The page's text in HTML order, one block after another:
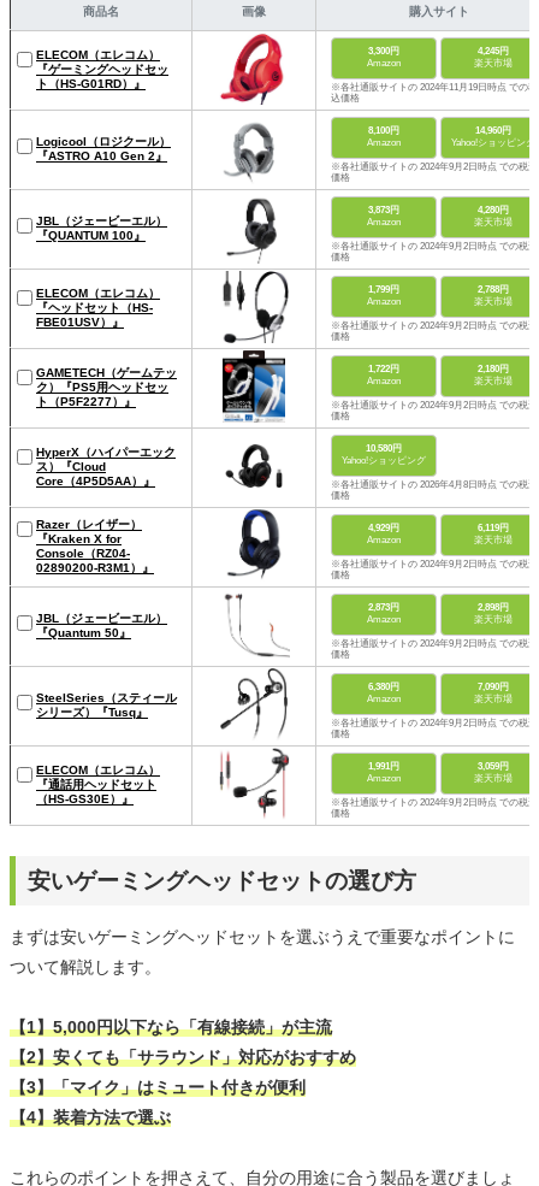
商品名 画像 購入サイト
ELECOM（エレコム）
『ゲーミングヘッドセッ
ト（HS-G01RD）』
3,300円
Amazon
4,245円
楽天市場
※各社通販サイトの 2024年11月19日時点 での税
込価格
Logicool（ロジクール）
『ASTRO A10 Gen 2』
8,100円
Amazon
14,960円
Yahoo!ショッピング
※各社通販サイトの 2024年9月2日時点 での税込
価格
JBL（ジェービーエル）
『QUANTUM 100』
3,873円
Amazon
4,280円
楽天市場
※各社通販サイトの 2024年9月2日時点 での税込
価格
ELECOM（エレコム）
『ヘッドセット（HS-
FBE01USV）』
1,799円
Amazon
2,788円
楽天市場
※各社通販サイトの 2024年9月2日時点 での税込
価格
GAMETECH（ゲームテッ
ク）『PS5用ヘッドセッ
ト（P5F2277）』
1,722円
Amazon
2,180円
楽天市場
※各社通販サイトの 2024年9月2日時点 での税込
価格
HyperX（ハイパーエック
ス）『Cloud
Core（4P5D5AA）』
10,580円
Yahoo!ショッピング
※各社通販サイトの 2026年4月8日時点 での税込
価格
Razer（レイザー）
『Kraken X for
Console（RZ04-
02890200-R3M1）』
4,929円
Amazon
6,119円
楽天市場
※各社通販サイトの 2024年9月2日時点 での税込
価格
JBL（ジェービーエル）
『Quantum 50』
2,873円
Amazon
2,898円
楽天市場
※各社通販サイトの 2024年9月2日時点 での税込
価格
SteelSeries（スティール
シリーズ）『Tusq』
6,380円
Amazon
7,090円
楽天市場
※各社通販サイトの 2024年9月2日時点 での税込
価格
ELECOM（エレコム）
『通話用ヘッドセット
（HS-GS30E）』
1,991円
Amazon
3,059円
楽天市場
※各社通販サイトの 2024年9月2日時点 での税込
価格
安いゲーミングヘッドセットの選び方
まずは安いゲーミングヘッドセットを選ぶうえで重要なポイントに
ついて解説します。
【1】5,000円以下なら「有線接続」が主流
【2】安くても「サラウンド」対応がおすすめ
【3】「マイク」はミュート付きが便利
【4】装着方法で選ぶ
これらのポイントを押さえて、自分の用途に合う製品を選びましょ